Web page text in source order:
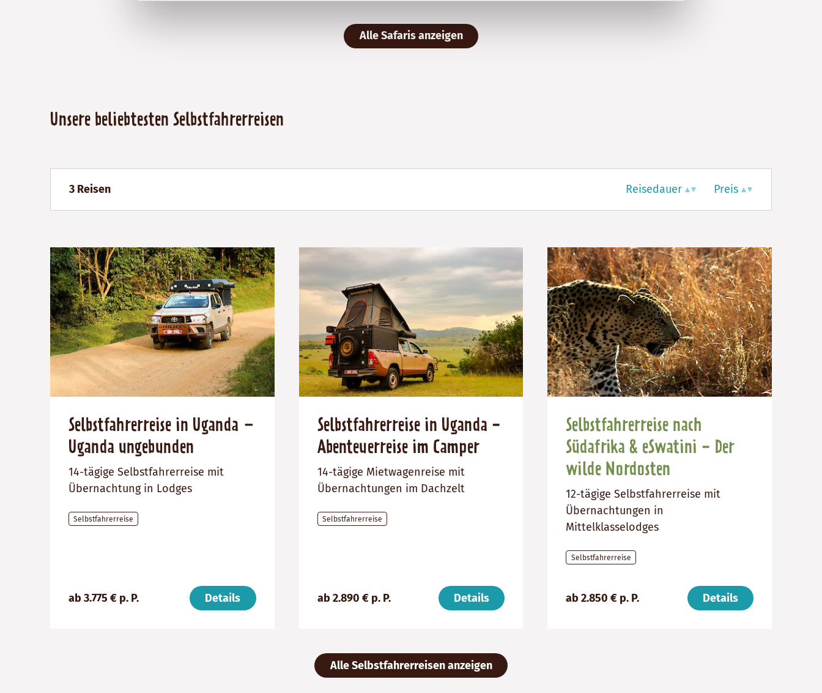
Alle Safaris anzeigen
Unsere beliebtesten Selbstfahrerreisen
3 Reisen Reisedauer Preis
Selbstfahrerreise in Uganda –
Uganda ungebunden
14-tägige Selbstfahrerreise mit
Übernachtung in Lodges
Selbstfahrerreise
ab 3.775 € p. P. Details
Selbstfahrerreise in Uganda -
Abenteuerreise im Camper
14-tägige Mietwagenreise mit
Übernachtungen im Dachzelt
Selbstfahrerreise
ab 2.890 € p. P. Details
Selbstfahrerreise nach
Südafrika & eSwatini - Der
wilde Nordosten
12-tägige Selbstfahrerreise mit
Übernachtungen in
Mittelklasselodges
Selbstfahrerreise
ab 2.850 € p. P. Details
(ab):
12
Südafrika,
Alle Selbstfahrerreisen anzeigen